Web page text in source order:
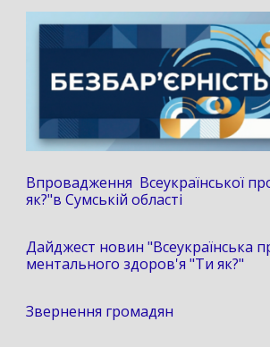
Впровадження Всеукраїнської
як?"в Сумській області
Дайджест новин "Всеукраїнська
ментального здоров'я "Ти як?"
Звернення громадян